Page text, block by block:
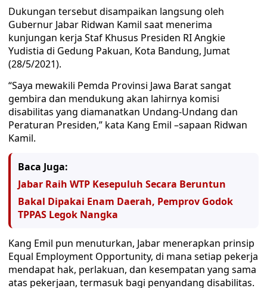
Dukungan tersebut disampaikan langsung oleh
Gubernur Jabar Ridwan Kamil saat menerima
kunjungan kerja Staf Khusus Presiden RI Angkie
Yudistia di Gedung Pakuan, Kota Bandung, Jumat
(28/5/2021).
“Saya mewakili Pemda Provinsi Jawa Barat sangat
gembira dan mendukung akan lahirnya komisi
disabilitas yang diamanatkan Undang-Undang dan
Peraturan Presiden,” kata Kang Emil –sapaan Ridwan
Kamil.
Baca Juga:
Jabar Raih WTP Kesepuluh Secara Beruntun
Bakal Dipakai Enam Daerah, Pemprov Godok
TPPAS Legok Nangka
Kang Emil pun menuturkan, Jabar menerapkan prinsip
Equal Employment Opportunity, di mana setiap pekerja
mendapat hak, perlakuan, dan kesempatan yang sama
atas pekerjaan, termasuk bagi penyandang disabilitas.